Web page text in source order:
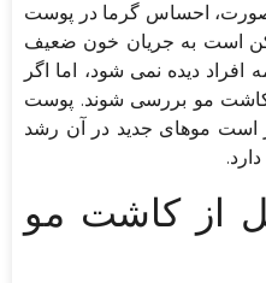
احساس گرما در پوست
است به جریان خون ضعیف
افراد دیده نمی شود، اما اگر
کاشت مو بررسی شوند. پوست
است موهای جدید در آن رشد
از کاشت مو